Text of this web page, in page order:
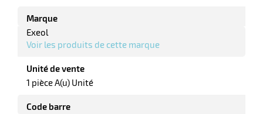
Marque
Exeol
Voir les produits de cette marque
Unité de vente
1 pièce A(u) Unité
Code barre